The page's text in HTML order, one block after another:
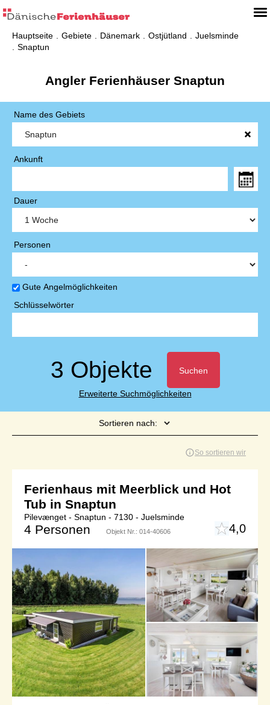
Hauptseite Gebiete Dänemark Ostjütland
Juelsminde
Snaptun
Angler Ferienhäuser Snaptun
Name des Gebiets
Ankunft
Dauer
Personen
Gute Angelmöglichkeiten
Schlüsselwörter
3 Objekte Suchen
Erweiterte Suchmöglichkeiten
Sortieren nach:
So sortieren wir
Ferienhaus mit Meerblick und Hot
Tub in Snaptun
Pilevænget - Snaptun - 7130 - Juelsminde
4 Personen Objekt Nr.: 014-40606 4,0